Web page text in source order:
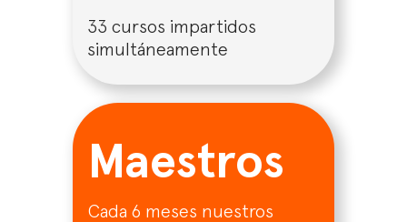
33 cursos impartidos
simultáneamente
Maestros
Cada 6 meses nuestros